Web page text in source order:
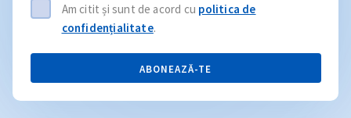
Am citit și sunt de acord cu politica de
confidențialitate.
ABONEAZĂ-TE